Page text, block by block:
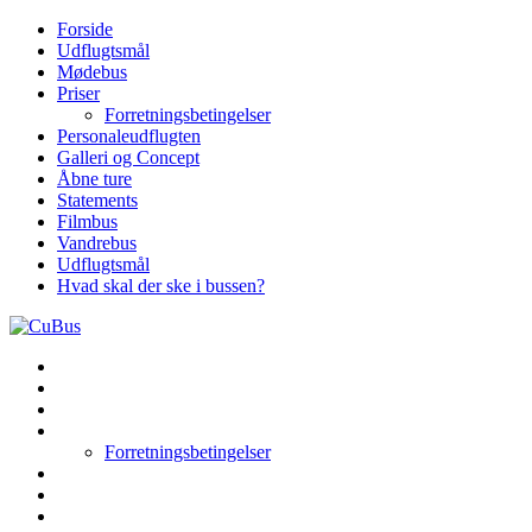
Skip
content
Forside
Udflugtsmål
Mødebus
Priser
Forretningsbetingelser
Personaleudflugten
Galleri og Concept
Åbne ture
Statements
Filmbus
Vandrebus
Udflugtsmål
Hvad skal der ske i bussen?
Forretningsbetingelser